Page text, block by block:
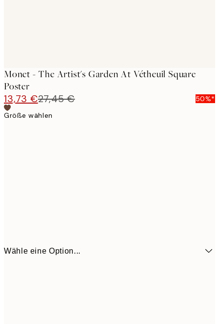
Monet - The Artist's Garden At Vétheuil Square
Poster
13,73 €27,45 €
50%*
Größe wählen
Wähle eine Option...